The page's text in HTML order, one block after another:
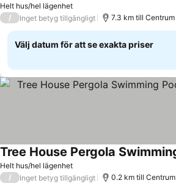
Helt hus/hel lägenhet
/ Inget betyg tillgängligt 7.3 km till Centrum
Välj datum för att se exakta priser
Helt hus/hel lägenhet
/ Inget betyg tillgängligt 0.2 km till Centrum